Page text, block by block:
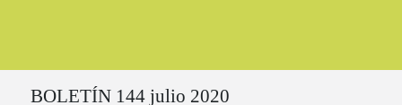
BOLETÍN 144 julio 2020